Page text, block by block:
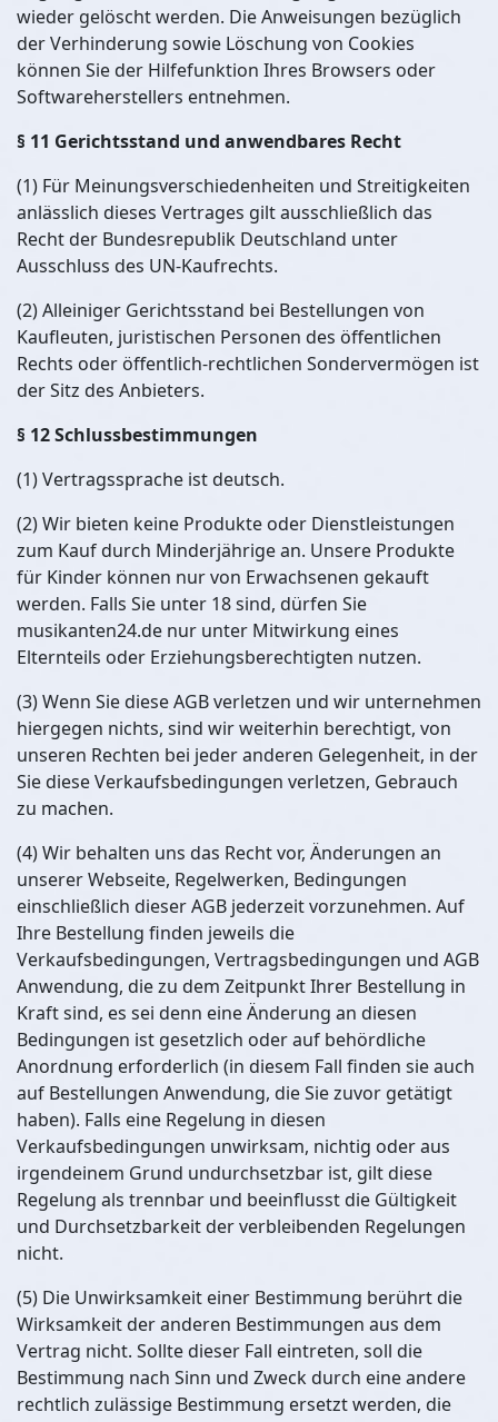
wieder gelöscht werden. Die Anweisungen bezüglich
der Verhinderung sowie Löschung von Cookies
können Sie der Hilfefunktion Ihres Browsers oder
Softwareherstellers entnehmen.
§ 11 Gerichtsstand und anwendbares Recht
(1) Für Meinungsverschiedenheiten und Streitigkeiten
anlässlich dieses Vertrages gilt ausschließlich das
Recht der Bundesrepublik Deutschland unter
Ausschluss des UN-Kaufrechts.
(2) Alleiniger Gerichtsstand bei Bestellungen von
Kaufleuten, juristischen Personen des öffentlichen
Rechts oder öffentlich-rechtlichen Sondervermögen ist
der Sitz des Anbieters.
§ 12 Schlussbestimmungen
(1) Vertragssprache ist deutsch.
(2) Wir bieten keine Produkte oder Dienstleistungen
zum Kauf durch Minderjährige an. Unsere Produkte
für Kinder können nur von Erwachsenen gekauft
werden. Falls Sie unter 18 sind, dürfen Sie
musikanten24.de nur unter Mitwirkung eines
Elternteils oder Erziehungsberechtigten nutzen.
(3) Wenn Sie diese AGB verletzen und wir unternehmen
hiergegen nichts, sind wir weiterhin berechtigt, von
unseren Rechten bei jeder anderen Gelegenheit, in der
Sie diese Verkaufsbedingungen verletzen, Gebrauch
zu machen.
(4) Wir behalten uns das Recht vor, Änderungen an
unserer Webseite, Regelwerken, Bedingungen
einschließlich dieser AGB jederzeit vorzunehmen. Auf
Ihre Bestellung finden jeweils die
Verkaufsbedingungen, Vertragsbedingungen und AGB
Anwendung, die zu dem Zeitpunkt Ihrer Bestellung in
Kraft sind, es sei denn eine Änderung an diesen
Bedingungen ist gesetzlich oder auf behördliche
Anordnung erforderlich (in diesem Fall finden sie auch
auf Bestellungen Anwendung, die Sie zuvor getätigt
haben). Falls eine Regelung in diesen
Verkaufsbedingungen unwirksam, nichtig oder aus
irgendeinem Grund undurchsetzbar ist, gilt diese
Regelung als trennbar und beeinflusst die Gültigkeit
und Durchsetzbarkeit der verbleibenden Regelungen
nicht.
(5) Die Unwirksamkeit einer Bestimmung berührt die
Wirksamkeit der anderen Bestimmungen aus dem
Vertrag nicht. Sollte dieser Fall eintreten, soll die
Bestimmung nach Sinn und Zweck durch eine andere
rechtlich zulässige Bestimmung ersetzt werden, die